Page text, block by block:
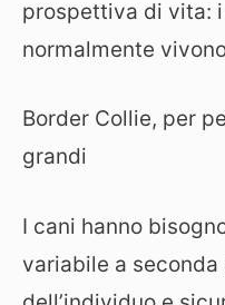
prospettiva di vita:
normalmente
Border Collie, per
grandi
I cani hanno
variabile a seconda